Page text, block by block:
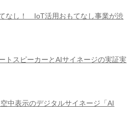
なし！ IoT活用おもてなし事業が渋
トスピーカーとAIサイネージの実証実
中表示のデジタルサイネージ「AI